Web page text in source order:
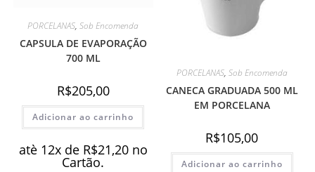
PORCELANAS,Sob Encomenda
CAPSULA DE EVAPORAÇÃO
700 ML
R$205,00
Adicionar ao carrinho
atè 12x de R$21,20 no
Cartão.
PORCELANAS, Sob Encomenda
CANECA GRADUADA 500 ML
EM PORCELANA
R$105,00
Adicionar ao carrinho